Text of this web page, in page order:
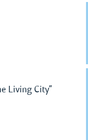
Living City”